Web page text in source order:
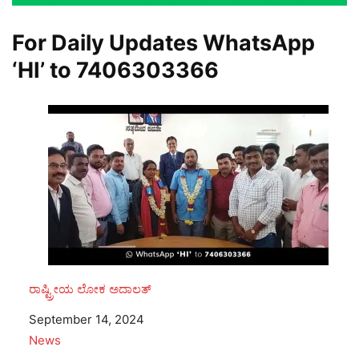
For Daily Updates WhatsApp
‘HI’ to 7406303366
ರಾಷ್ಟ್ರೀಯ ಲೋಕ ಅದಾಲತ್
Date
September 14, 2024
In relation to
News